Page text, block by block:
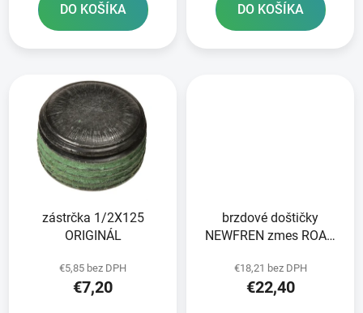
DO KOŠÍKA DO KOŠÍKA
zástrčka 1/2X125
ORIGINÁL
€5,85 bez DPH
€7,20
brzdové doštičky
NEWFREN zmes ROAD
v balení
€18,21 bez DPH
€22,40